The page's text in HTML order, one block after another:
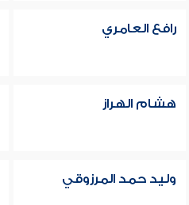
رافع العامري
هشام الهراز
وليد حمد المرزوقي